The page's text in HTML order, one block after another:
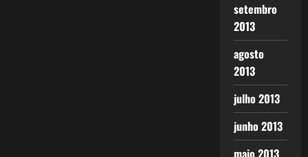
setembro
2013
agosto
2013
julho 2013
junho 2013
maio 2013